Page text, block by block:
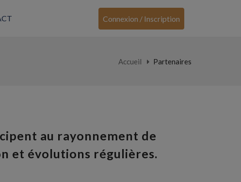
Connexion / Inscription
Accueil Partenaires
au rayonnement de
et évolutions régulières.